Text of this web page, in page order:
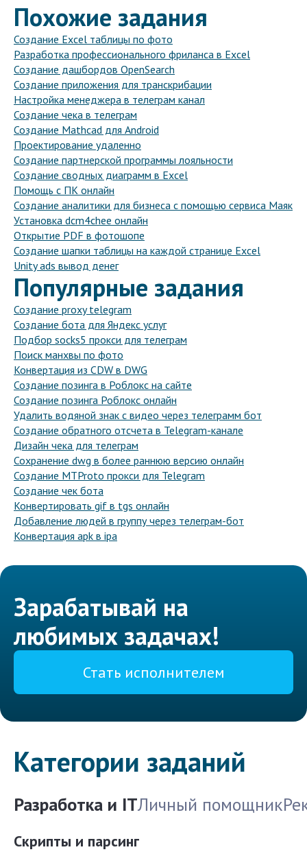
Похожие задания
Создание Excel таблицы по фото
Разработка профессионального фриланса в Excel
Создание дашбордов OpenSearch
Создание приложения для транскрибации
Настройка менеджера в телеграм канал
Создание чека в телеграм
Создание Mathcad для Android
Проектирование удаленно
Создание партнерской программы лояльности
Создание сводных диаграмм в Excel
Помощь с ПК онлайн
Создание аналитики для бизнеса с помощью сервиса Маяк
Установка dcm4chee онлайн
Открытие PDF в фотошопе
Создание шапки таблицы на каждой странице Excel
Unity ads вывод денег
Популярные задания
Создание proxy telegram
Создание бота для Яндекс услуг
Подбор socks5 прокси для телеграм
Поиск манхвы по фото
Конвертация из CDW в DWG
Создание позинга в Роблокс на сайте
Создание позинга Роблокс онлайн
Удалить водяной знак с видео через телеграмм бот
Создание обратного отсчета в Telegram-канале
Дизайн чека для телеграм
Сохранение dwg в более раннюю версию онлайн
Создание MTProto прокси для Telegram
Создание чек бота
Конвертировать gif в tgs онлайн
Добавление людей в группу через телеграм-бот
Конвертация apk в ipa
Зарабатывай на
любимых задачах!
Стать исполнителем
Категории заданий
Разработка и ITЛичный помощник
Скрипты и парсинг